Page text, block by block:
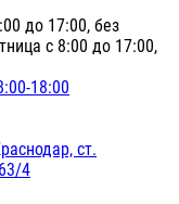
до 17:00, без
с 8:00 до 17:00,
18:00
ст.
4